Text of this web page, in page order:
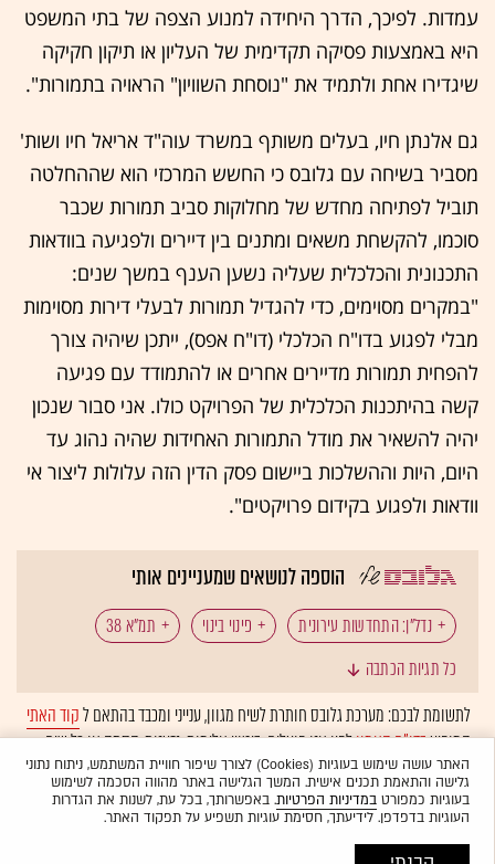
עמדות. לפיכך, הדרך היחידה למנוע הצפה של בתי המשפט
היא באמצעות פסיקה תקדימית של העליון או תיקון חקיקה
שיגדירו אחת ולתמיד את "נוסחת השוויון" הראויה בתמורות".
גם אלנתן חיו, בעלים משותף במשרד עוה"ד אריאל חיו ושות'
מסביר בשיחה עם גלובס כי החשש המרכזי הוא שההחלטה
תוביל לפתיחה מחדש של מחלוקות סביב תמורות שכבר
סוכמו, להקשחת משאים ומתנים בין דיירים ולפגיעה בוודאות
התכנונית והכלכלית שעליה נשען הענף במשך שנים:
"במקרים מסוימים, כדי להגדיל תמורות לבעלי דירות מסוימות
מבלי לפגוע בדו"ח הכלכלי (דו"ח אפס), ייתכן שיהיה צורך
להפחית תמורות מדיירים אחרים או להתמודד עם פגיעה
קשה בהיתכנות הכלכלית של הפרויקט כולו. אני סבור שנכון
יהיה להשאיר את מודל התמורות האחידות שהיה נהוג עד
היום, היות וההשלכות ביישום פסק הדין הזה עלולות ליצור אי
וודאות ולפגוע בקידום פרויקטים".
הוספה לנושאים שמעניינים אותי
נדל"ן: התחדשות עירונית פינוי בינוי תמ"א 38
נדל"ן: מיסוי ומשפט
גלובס עושה סדר המומלצות
כל תגיות הכתבה
לתשומת לבכם: מערכת גלובס חותרת לשיח מגוון, ענייני ומכבד בהתאם לקוד האתי
המופיעבדו"ח האמוןלפיו אנו פועלים. ביטויי אלימות, גזענות, הסתה או כל שיח
בלתי הולם אחר מסוננים בצורהאוטומטיתולא יפורסמו באתר.
האתר עושה שימוש בעוגיות (Cookies) לצורך שיפור חוויית המשתמש, ניתוח נתוני
גלישה והתאמת תכנים אישית. המשך הגלישה באתר מהווה הסכמה לשימוש
בעוגיות כמפורטבמדיניות הפרטיות. באפשרותך, בכל עת, לשנות את הגדרות
העוגיות בדפדפן. לידיעתך, חסימת עוגיות תשפיע על תפקוד האתר.